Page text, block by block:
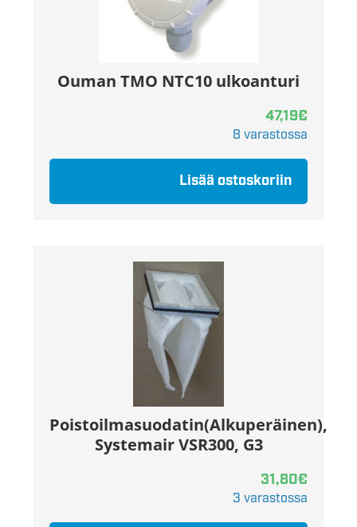
Ouman TMO NTC10 ulkoanturi
47,19€
8 varastossa
Lisää ostoskoriin
Poistoilmasuodatin(Alkuperäinen),
Systemair VSR300, G3
31,80€
3 varastossa